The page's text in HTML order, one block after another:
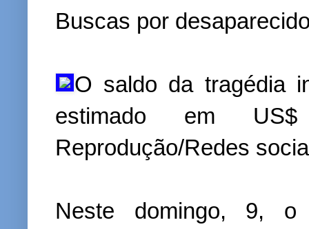
Buscas por
O saldo da tragédia
estimado em
Reprodução/Redes
Neste domingo, 9, o